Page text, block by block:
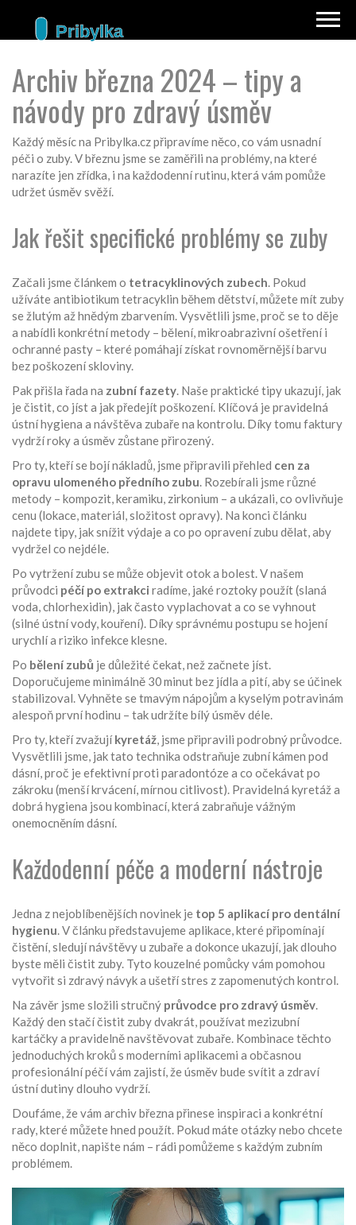
Archiv března 2024 – tipy a
návody pro zdravý úsměv
Každý měsíc na Pribylka.cz připravíme něco, co vám usnadní
péči o zuby. V březnu jsme se zaměřili na problémy, na které
narazíte jen zřídka, i na každodenní rutinu, která vám pomůže
udržet úsměv svěží.
Jak řešit specifické problémy se zuby
Začali jsme článkem o tetracyklinových zubech. Pokud
užíváte antibiotikum tetracyklin během dětství, můžete mít zuby
se žlutým až hnědým zbarvením. Vysvětlili jsme, proč se to děje
a nabídli konkrétní metody – bělení, mikroabrazivní ošetření i
ochranné pasty – které pomáhají získat rovnoměrnější barvu
bez poškození skloviny.
Pak přišla řada na zubní fazety. Naše praktické tipy ukazují, jak
je čistit, co jíst a jak předejít poškození. Klíčová je pravidelná
ústní hygiena a návštěva zubaře na kontrolu. Díky tomu faktury
vydrží roky a úsměv zůstane přirozený.
Pro ty, kteří se bojí nákladů, jsme připravili přehled cen za
opravu ulomeného předního zubu. Rozebírali jsme různé
metody – kompozit, keramiku, zirkonium – a ukázali, co ovlivňuje
cenu (lokace, materiál, složitost opravy). Na konci článku
najdete tipy, jak snížit výdaje a co po opravení zubu dělat, aby
vydržel co nejdéle.
Po vytržení zubu se může objevit otok a bolest. V našem
průvodci péčí po extrakci radíme, jaké roztoky použít (slaná
voda, chlorhexidin), jak často vyplachovat a co se vyhnout
(silné ústní vody, kouření). Díky správnému postupu se hojení
urychlí a riziko infekce klesne.
Po bělení zubů je důležité čekat, než začnete jíst.
Doporučujeme minimálně 30 minut bez jídla a pití, aby se účinek
stabilizoval. Vyhněte se tmavým nápojům a kyselým potravinám
alespoň první hodinu – tak udržíte bílý úsměv déle.
Pro ty, kteří zvažujíkyretáž, jsme připravili podrobný průvodce.
Vysvětlili jsme, jak tato technika odstraňuje zubní kámen pod
dásní, proč je efektivní proti paradontóze a co očekávat po
zákroku (menší krvácení, mírnou citlivost). Pravidelná kyretáž a
dobrá hygiena jsou kombinací, která zabraňuje vážným
onemocněním dásní.
Každodenní péče a moderní nástroje
Jedna z nejoblíbenějších novinek je top 5 aplikací pro dentální
hygienu. V článku představujeme aplikace, které připomínají
čistění, sledují návštěvy u zubaře a dokonce ukazují, jak dlouho
byste měli čistit zuby. Tyto kouzelné pomůcky vám pomohou
vytvořit si zdravý návyk a ušetří stres z zapomenutých kontrol.
Na závěr jsme složili stručný průvodce pro zdravý úsměv.
Každý den stačí čistit zuby dvakrát, používat mezizubní
kartáčky a pravidelně navštěvovat zubaře. Kombinace těchto
jednoduchých kroků s moderními aplikacemi a občasnou
profesionální péčí vám zajistí, že úsměv bude svítit a zdraví
ústní dutiny dlouho vydrží.
Doufáme, že vám archiv března přinese inspiraci a konkrétní
rady, které můžete hned použít. Pokud máte otázky nebo chcete
něco doplnit, napište nám – rádi pomůžeme s každým zubním
problémem.